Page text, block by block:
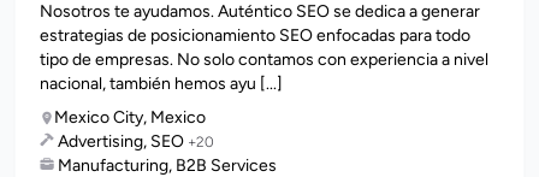
Nosotros te ayudamos. Auténtico SEO se dedica a generar
estrategias de posicionamiento SEO enfocadas para todo
tipo de empresas. No solo contamos con experiencia a nivel
nacional, también hemos ayu [...]
Mexico City, Mexico
Advertising, SEO +20
Manufacturing, B2B Services